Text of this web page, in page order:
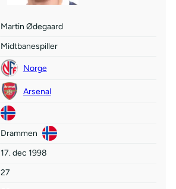
Martin Ødegaard
Midtbanespiller
Norge
Arsenal
Drammen
17. dec 1998
27